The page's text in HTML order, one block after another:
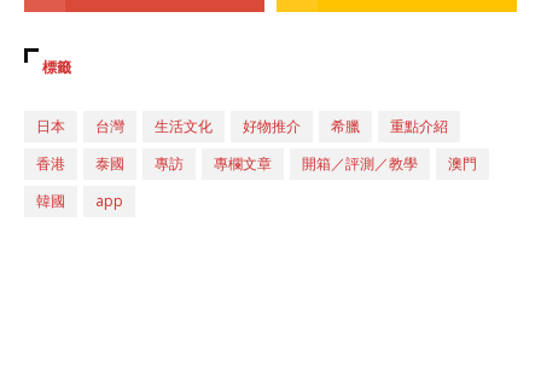
標籤
日本 台灣 生活文化 好物推介 希臘
重點介紹
香港
泰國 專訪 專欄文章 開箱／評測／教學
澳門
韓國
app